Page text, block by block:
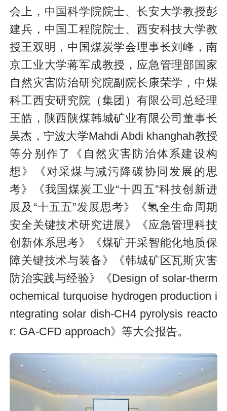
会上，中国科学院院士、长安大学教授彭
建兵，中国工程院院士、西安科技大学教
授王双明，中国煤炭学会理事长刘峰，南
京工业大学蒋军成教授，应急管理部国家
自然灾害防治研究院副院长康荣学，中煤
科工西安研究院（集团）有限公司总经理
王皓，陕西陕煤韩城矿业有限公司董事长
吴杰，宁波大学Mahdi Abdi khanghah教授
等分别作了《自然灾害防治体系建设构
想》《对采煤与减污降碳协同发展的思
考》《我国煤炭工业“十四五”科技创新进
展及“十五五”发展思考》《氢全生命周期
安全关键技术研究进展》《应急管理科技
创新体系思考》《煤矿开采智能化地质保
障关键技术与装备》《韩城矿区瓦斯灾害
防治实践与经验》《Design of solar-therm
ochemical turquoise hydrogen production i
ntegrating solar dish-CH4 pyrolysis reacto
r: GA-CFD approach》等大会报告。